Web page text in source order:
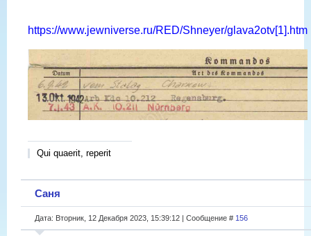
https://www.jewniverse.ru/RED/Shneyer/glava2otv[1].htm
Qui quaerit, reperit
Саня
Дата: Вторник, 12 Декабря 2023, 15:39:12 | Сообщение # 156